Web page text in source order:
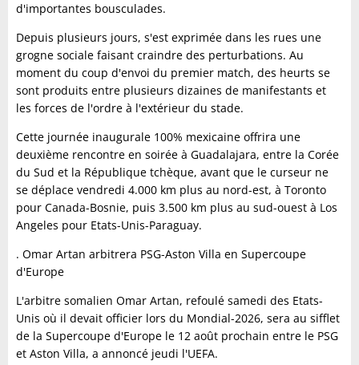
d'importantes bousculades.
Depuis plusieurs jours, s'est exprimée dans les rues une
grogne sociale faisant craindre des perturbations. Au
moment du coup d'envoi du premier match, des heurts se
sont produits entre plusieurs dizaines de manifestants et
les forces de l'ordre à l'extérieur du stade.
Cette journée inaugurale 100% mexicaine offrira une
deuxième rencontre en soirée à Guadalajara, entre la Corée
du Sud et la République tchèque, avant que le curseur ne
se déplace vendredi 4.000 km plus au nord-est, à Toronto
pour Canada-Bosnie, puis 3.500 km plus au sud-ouest à Los
Angeles pour Etats-Unis-Paraguay.
. Omar Artan arbitrera PSG-Aston Villa en Supercoupe
d'Europe
L'arbitre somalien Omar Artan, refoulé samedi des Etats-
Unis où il devait officier lors du Mondial-2026, sera au sifflet
de la Supercoupe d'Europe le 12 août prochain entre le PSG
et Aston Villa, a annoncé jeudi l'UEFA.